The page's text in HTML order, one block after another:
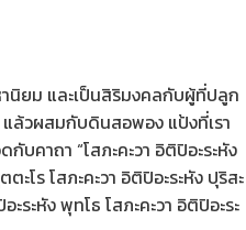
นิยม และเป็นสิริมงคลกับผู้ที่ปลูก
แล้วผสมกับดินสอพอง แป้งที่เรา
บคาถา “โสภะคะวา อิติปิอะระหัง
ะโร โสภะคะวา อิติปิอะระหัง ปุริสะ
ะระหัง พุทโธ โสภะคะวา อิติปิอะระ